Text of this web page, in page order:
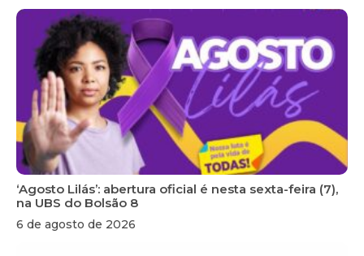
‘Agosto Lilás’: abertura oficial é nesta sexta-feira (7),
na UBS do Bolsão 8
6 de agosto de 2026